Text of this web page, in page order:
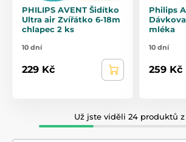
PHILIPS AVENT Šidítko
Ultra air Zvířátko 6-18m
chlapec 2 ks
10 dní
229 Kč
Philips
mléka
10 dní
259 Kč
Už jste viděli 24 produktů z